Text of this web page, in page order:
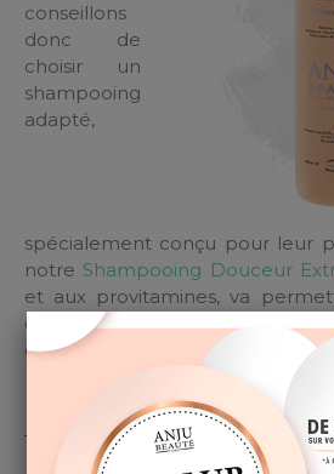
conseillons
donc de
choisir un
shampooing
adapté,
spécialement conçu pour leur
notre Shampooing Douceur
et aux provitamines, va
douceur tout en préservant
capillaire.
VOUS ENVISAGEZ